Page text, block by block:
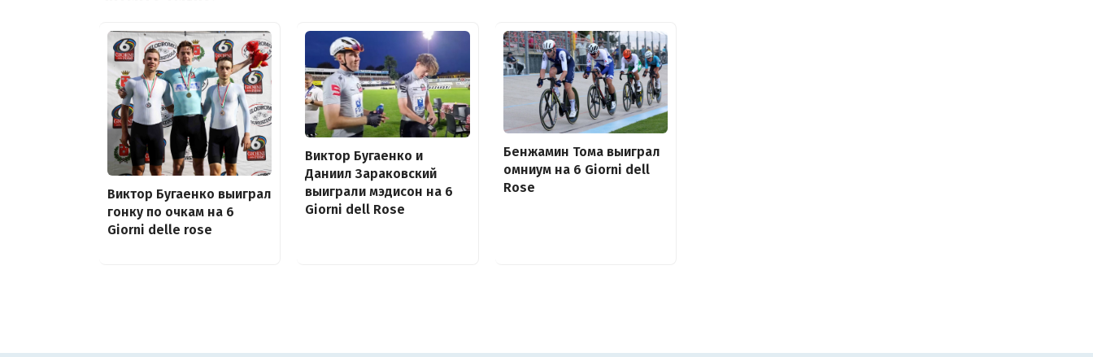
Виктор Бугаенко выиграл
гонку по очкам на 6
Giorni delle rose
Виктор Бугаенко и
Даниил Зараковский
выиграли мэдисон на 6
Giorni dell Rose
Бенжамин Тома выиграл
омниум на 6 Giorni dell
Rose